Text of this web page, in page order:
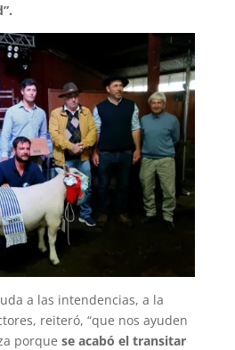
a las intendencias, a la
reiteró, “que nos ayuden
porque se acabó el transitar